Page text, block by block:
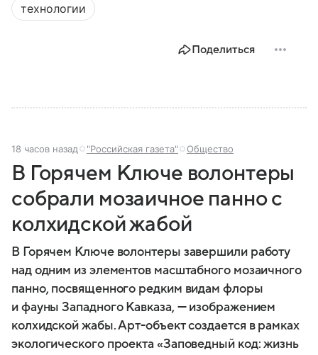
технологии
Поделиться
18 часов назад "Российская газета" Общество
В Горячем Ключе волонтеры
собрали мозаичное панно с
колхидской жабой
В Горячем Ключе волонтеры завершили работу
над одним из элементов масштабного мозаичного
панно, посвященного редким видам флоры
и фауны Западного Кавказа, — изображением
колхидской жабы. Арт-объект создается в рамках
экологического проекта «Заповедный код: жизнь